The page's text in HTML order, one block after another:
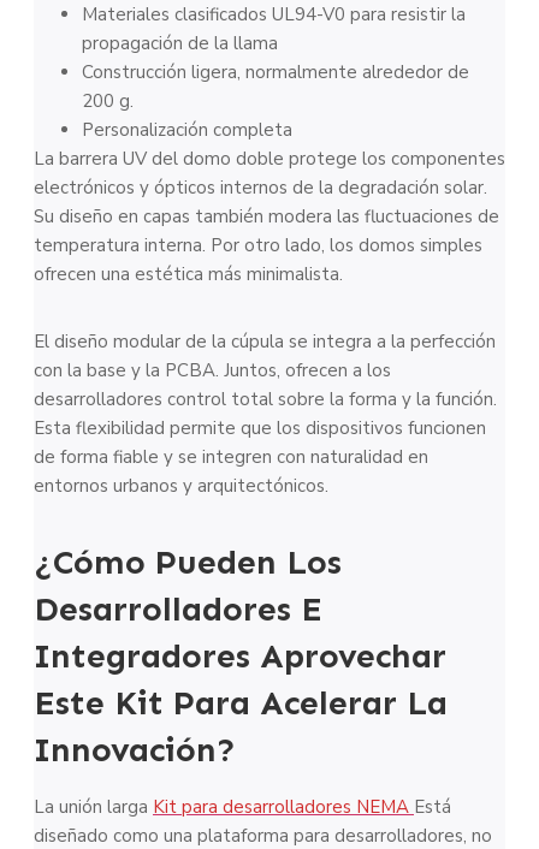
Materiales clasificados UL94-V0 para resistir la
propagación de la llama
Construcción ligera, normalmente alrededor de
200 g.
Personalización completa
La barrera UV del domo doble protege los componentes
electrónicos y ópticos internos de la degradación solar.
Su diseño en capas también modera las fluctuaciones de
temperatura interna. Por otro lado, los domos simples
ofrecen una estética más minimalista.
El diseño modular de la cúpula se integra a la perfección
con la base y la PCBA. Juntos, ofrecen a los
desarrolladores control total sobre la forma y la función.
Esta flexibilidad permite que los dispositivos funcionen
de forma fiable y se integren con naturalidad en
entornos urbanos y arquitectónicos.
¿Cómo Pueden Los
Desarrolladores E
Integradores Aprovechar
Este Kit Para Acelerar La
Innovación?
La unión larga Kit para desarrolladores NEMA Está
diseñado como una plataforma para desarrolladores, no